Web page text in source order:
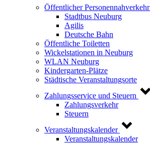
Öffentlicher Personennahverkehr
Stadtbus Neuburg
Agilis
Deutsche Bahn
Öffentliche Toiletten
Wickelstationen in Neuburg
WLAN Neuburg
Kindergarten-Plätze
Städtische Veranstaltungsorte
Zahlungsservice und Steuern
Zahlungsverkehr
Steuern
Veranstaltungskalender
Veranstaltungskalender